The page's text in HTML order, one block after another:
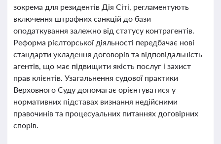
зокрема для резидентів Дія Сіті, регламентують
включення штрафних санкцій до бази
оподаткування залежно від статусу контрагентів.
Реформа рієлторської діяльності передбачає нові
стандарти укладення договорів та відповідальність
агентів, що має підвищити якість послуг і захист
прав клієнтів. Узагальнення судової практики
Верховного Суду допомагає орієнтуватися у
нормативних підставах визнання недійсними
правочинів та процесуальних питаннях договірних
спорів.